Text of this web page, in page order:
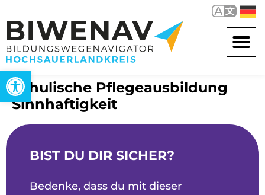
Werkzeugleiste öffnen
Schulische Pflegeausbildung
Sinnhaftigkeit
BIST DU DIR SICHER?
Bedenke, dass du mit dieser